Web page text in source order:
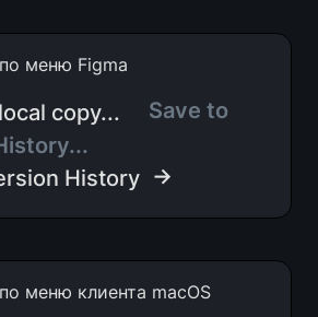
меню Figma
copy...
Save to
History →
меню клиента macOS